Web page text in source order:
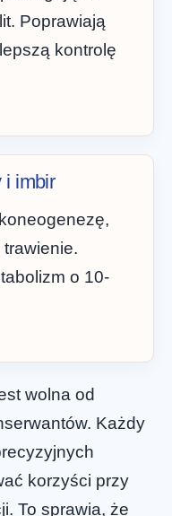
Poprawiają
kontrolę
i imbir
o 10-
wolna od
Każdy
korzyści przy
To sprawia, że